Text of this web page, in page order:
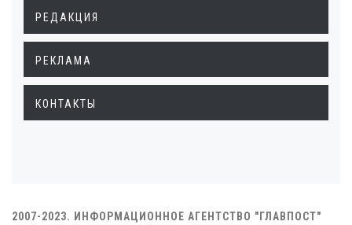
РЕДАКЦИЯ
РЕКЛАМА
КОНТАКТЫ
2007-2023. ИНФОРМАЦИОННОЕ АГЕНТСТВО "ГЛАВПОСТ"